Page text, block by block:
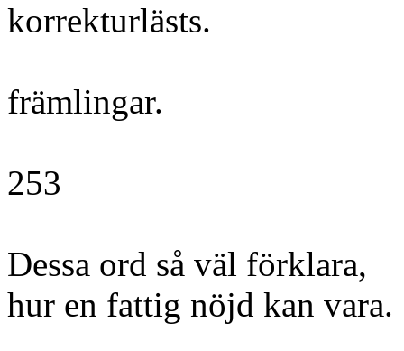
korrekturlästs.
främlingar.
253
Dessa ord så väl förklara,
hur en fattig nöjd kan vara.